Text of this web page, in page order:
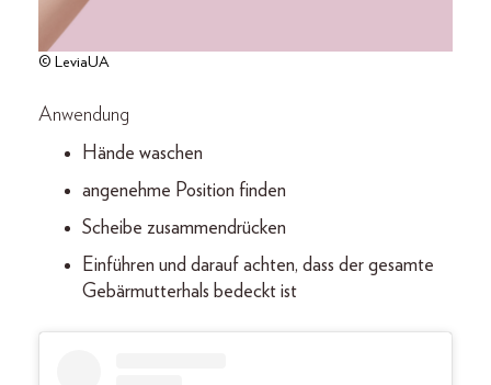
© LeviaUA
Anwendung
Hände waschen
angenehme Position finden
Scheibe zusammendrücken
Einführen und darauf achten, dass der gesamte
Gebärmutterhals bedeckt ist